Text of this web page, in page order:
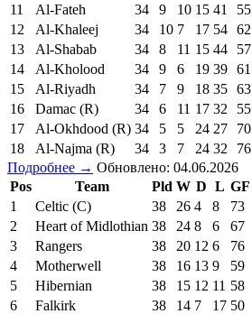
11
Al-Fateh 34 9 10 15 41 55
12
Al-Khaleej 34 10 7 17 54 62
13
Al-Shabab 34 8 11 15 44 57
14
Al-Kholood 34 9 6 19 39 61
15
Al-Riyadh 34 7 9 18 35 63
16
Damac (R) 34 6 11 17 32 55
17
Al-Okhdood (R) 34 5 5 24 27 70
18
Al-Najma (R) 34 3 7 24 32 76
Подробнее → Обновлено: 04.06.2026
Pos
Team Pld W D L GF
1
Celtic (C) 38 26 4 8 73
2
Heart of Midlothian 38 24 8 6 67
3
Rangers 38 20 12 6 76
4
Motherwell 38 16 13 9 59
5
Hibernian 38 15 12 11 58
6
Falkirk 38 14 7 17 50